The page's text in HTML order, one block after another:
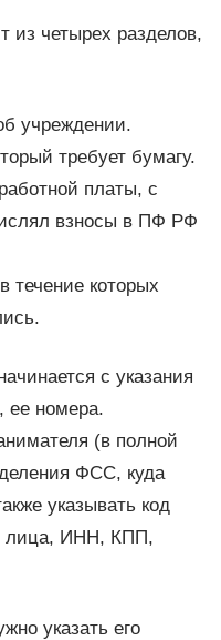
из четырех разделов,
учреждении.
требует бумагу.
платы, с
взносы в ПФ РФ
которых
с указания
ее номера.
(в полной
ФСС, куда
указывать код
лица, ИНН, КПП,
указать его